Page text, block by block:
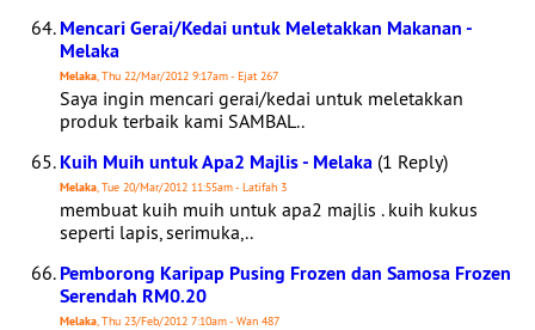
Mencari Gerai/Kedai untuk Meletakkan Makanan -
Melaka
Melaka, Thu 22/Mar/2012 9:17am - Ejat 267
Saya ingin mencari gerai/kedai untuk meletakkan
produk terbaik kami SAMBAL..
Kuih Muih untuk Apa2 Majlis - Melaka (1 Reply)
Melaka, Tue 20/Mar/2012 11:55am - Latifah 3
membuat kuih muih untuk apa2 majlis . kuih kukus
seperti lapis, serimuka,..
Pemborong Karipap Pusing Frozen dan Samosa Frozen
Serendah RM0.20
Melaka, Thu 23/Feb/2012 7:10am - Wan 487